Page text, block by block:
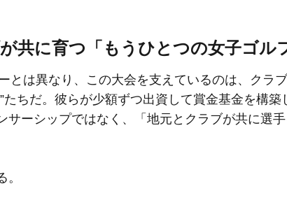
共に育つ「もうひとつの女子ゴル
は異なり、この大会を支えているのは、クラ
たちだ。彼らが少額ずつ出資して賞金基金を構
サーシップではなく、「地元とクラブが共に選